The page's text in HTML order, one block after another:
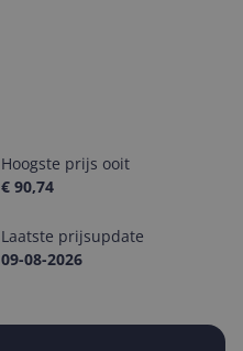
Hoogste prijs ooit
€ 90,74
Laatste prijsupdate
09-08-2026